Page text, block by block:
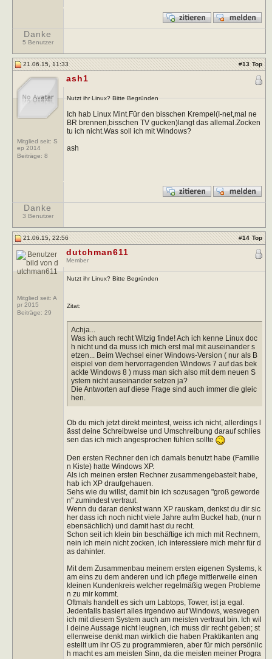
Danke
5 Benutzer
21.06.15, 11:33 #13 Top
Mitglied seit: S
ep 2014
Beiträge: 8
ash1
Nutzt ihr Linux? Bitte Begründen
Ich hab Linux Mint.Für den bisschen Krempel(I-net,mal ne
BR brennen,bisschen TV gucken)langt das allemal.Zocken
tu ich nicht.Was soll ich mit Windows?
ash
Danke
3 Benutzer
21.06.15, 22:56 #14 Top
Mitglied seit: A
pr 2015
Beiträge: 29
dutchman611
Member
Nutzt ihr Linux? Bitte Begründen
Zitat:
Achja...
Was ich auch recht Witzig finde! Ach ich kenne Linux doc
h nicht und da muss ich mich erst mal mit auseinander s
etzen... Beim Wechsel einer Windows-Version ( nur als B
eispiel von dem hervorragenden Windows 7 auf das bek
ackte Windows 8 ) muss man sich also mit dem neuen S
ystem nicht auseinander setzen ja?
Die Antworten auf diese Frage sind auch immer die gleic
hen.
Ob du mich jetzt direkt meintest, weiss ich nicht, allerdings l
ässt deine Schreibweise und Umschreibung darauf schlies
sen das ich mich angesprochen fühlen sollte
Den ersten Rechner den ich damals benutzt habe (Familie
n Kiste) hatte Windows XP.
Als ich meinen ersten Rechner zusammengebastelt habe,
hab ich XP draufgehauen.
Sehs wie du willst, damit bin ich sozusagen "groß geworde
n" zumindest vertraut.
Wenn du daran denkst wann XP rauskam, denkst du dir sic
her dass ich noch nicht viele Jahre aufm Buckel hab, (nur n
ebensächlich) und damit hast du recht.
Schon seit ich klein bin beschäftige ich mich mit Rechnern,
nein ich mein nicht zocken, ich interessiere mich mehr für d
as dahinter.
Mit dem Zusammenbau meinem ersten eigenen Systems, k
am eins zu dem anderen und ich pflege mittlerweile einen
kleinen Kundenkreis welcher regelmäßig wegen Probleme
n zu mir kommt.
Oftmals handelt es sich um Labtops, Tower, ist ja egal.
Jedenfalls basiert alles irgendwo auf Windows, weswegen
ich mit diesem System auch am meisten vertraut bin. Ich wil
l deine Aussage nicht leugnen, ich muss dir recht geben; st
ellenweise denkt man wirklich die haben Praktikanten ang
estellt um ihr OS zu programmieren, aber für mich persönlic
h macht es am meisten Sinn, da die meisten meiner Progra